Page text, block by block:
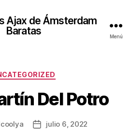
Ajax de Ámsterdam
Baratas
Menú
Categorías
Del Potro
Fechajulio 6, 2022